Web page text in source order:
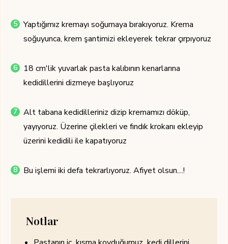
Yaptığımız kremayı soğumaya bırakıyoruz. Krema
soğuyunca, krem şantimizi ekleyerek tekrar çırpıyoruz
18 cm'lik yuvarlak pasta kalıbının kenarlarına
kedidillerini dizmeye başlıyoruz
Alt tabana kedidilleriniz dizip kremamızı döküp,
yayıyoruz. Üzerine çilekleri ve fındık krokanı ekleyip
üzerini kedidili ile kapatıyoruz
Bu işlemi iki defa tekrarlıyoruz. Afiyet olsun....!
Notlar